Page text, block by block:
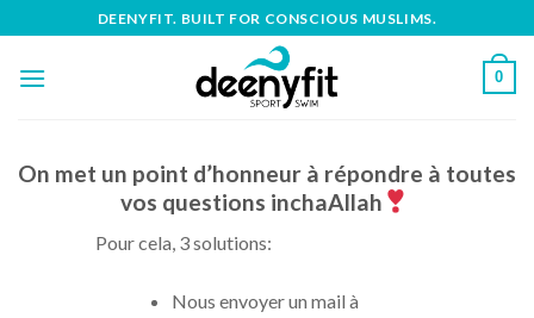
to
content
DEENYFIT. BUILT FOR CONSCIOUS MUSLIMS.
0
On met un point d’honneur à répondre à toutes
vos questions inchaAllah
Pour cela, 3 solutions:
Nous envoyer un mail à